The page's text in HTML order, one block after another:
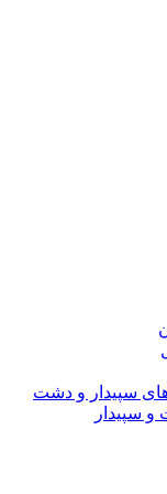
سپیدار و دشت
سپیدار